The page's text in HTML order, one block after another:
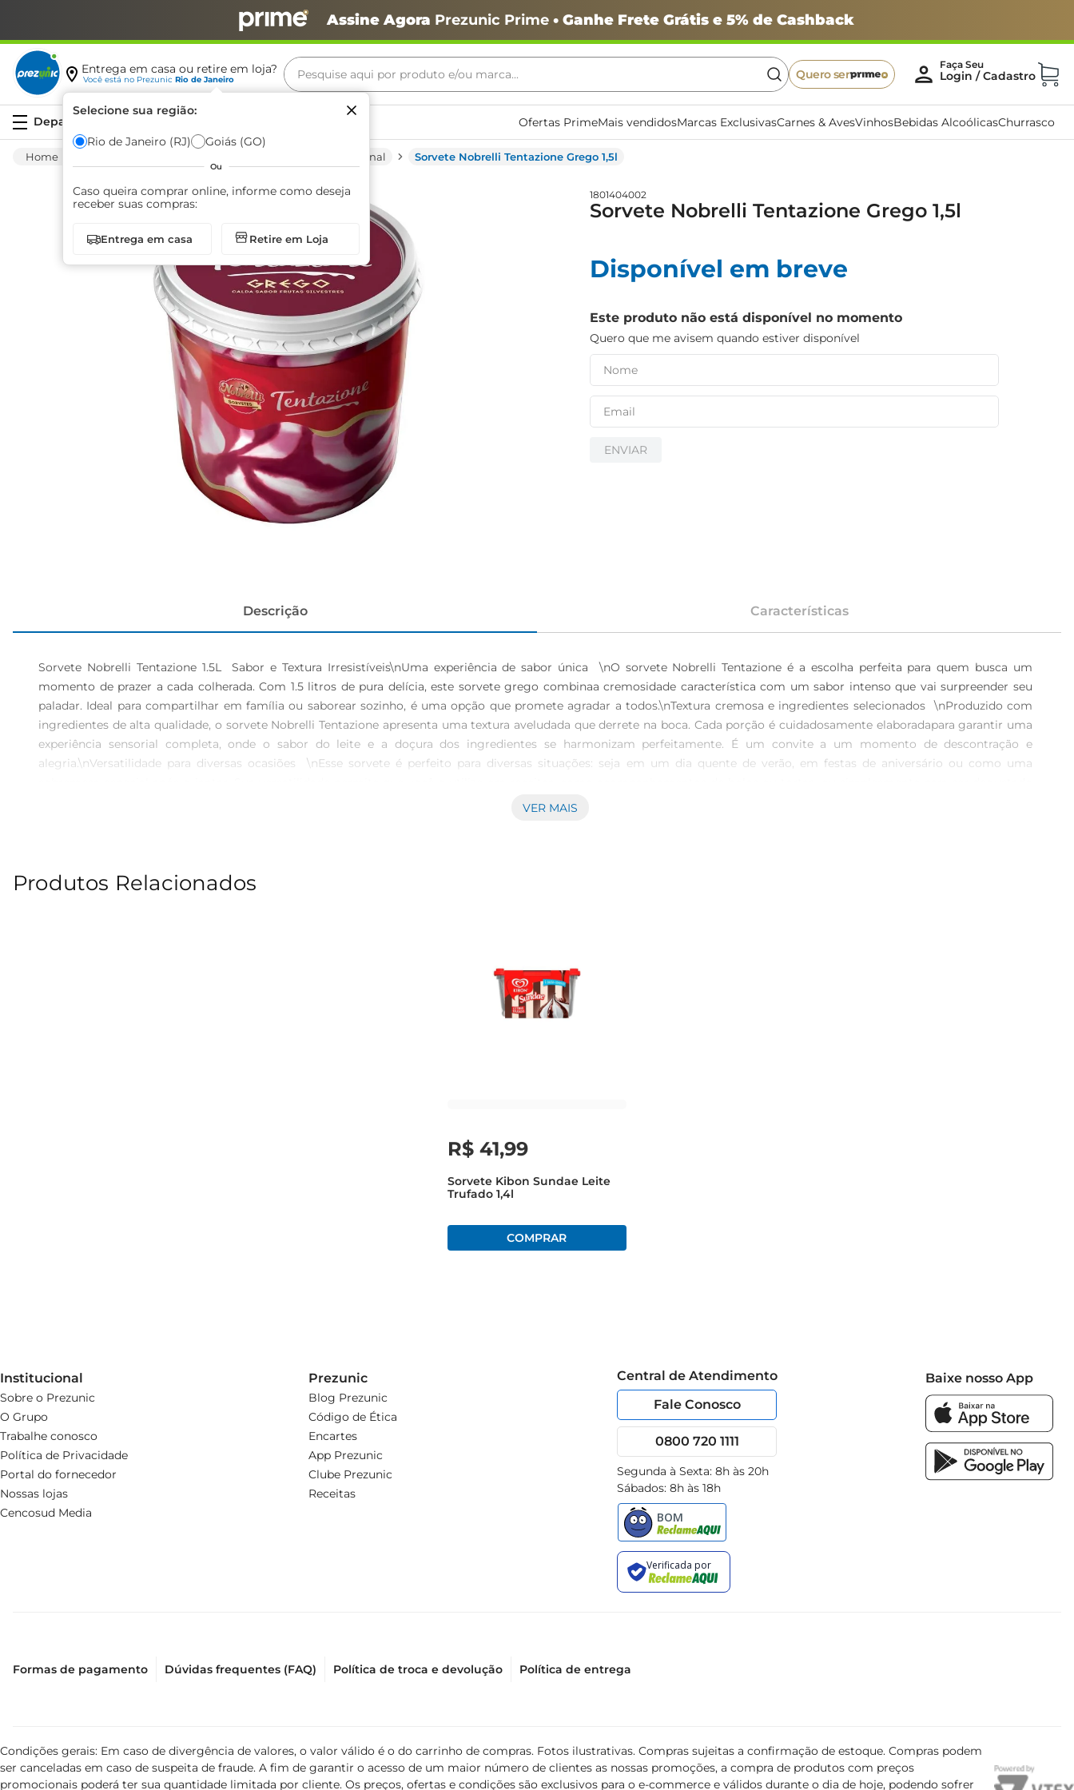
Assine Agora Prezunic Prime• Ganhe Frete Grátis e 5% de Cashback
Entrega em casa ou retire em loja?
Você está no Prezunic Rio de Janeiro
Selecione sua região:
Rio de Janeiro (RJ) Goiás (GO)
Ou
Caso queira comprar online, informe como deseja
receber suas compras:
Entrega em casa Retire em Loja
Pesquise aqui por produto e/ou marca...
Quero ser
Ofertas PrimeMais vendidosMarcas ExclusivasCarnes & AvesVinhosBebidas AlcoólicasChurrasco
Sorvete Convencional Sorvete Nobrelli Tentazione Grego 1,5l
1801404002
Sorvete Nobrelli Tentazione Grego 1,5l
Disponível em breve
Este produto não está disponível no momento
Quero que me avisem quando estiver disponível
ENVIAR
Descrição Características
Sorvete Nobrelli Tentazione 1.5L  Sabor e Textura Irresistíveis\nUma experiência de sabor única  \nO sorvete Nobrelli Tentazione é a escolha perfeita para quem busca um
momento de prazer a cada colherada. Com 1.5 litros de pura delícia, este sorvete grego combinaa cremosidade característica com um sabor intenso que vai surpreender seu
paladar. Ideal para compartilhar em família ou saborear sozinho, é uma opção que promete agradar a todos.\nTextura cremosa e ingredientes selecionados  \nProduzido com
ingredientes de alta qualidade, o sorvete Nobrelli Tentazione apresenta uma textura aveludada que derrete na boca. Cada porção é cuidadosamente elaboradapara garantir uma
experiência sensorial completa, onde o sabor do leite e a doçura dos ingredientes se harmonizam perfeitamente. É um convite a um momento de descontração e
alegria.\nVersatilidade para diversas ocasiões  \nEsse sorvete é perfeito para diversas situações: seja em um dia quente de verão, em festas de aniversário ou como uma
puro. A cada colherada, você se permite um momento de indulgência.\nInformações adicionais  \nO sorvete Nobrelli Tentazione é uma opção que combina sabor e qualidade,
VER MAIS
Produtos Relacionados
R$ 41,99
Sorvete Kibon Sundae Leite
Trufado 1,4l
Institucional
Sobre o Prezunic
O Grupo
Trabalhe conosco
Política de Privacidade
Portal do fornecedor
Nossas lojas
Cencosud Media
Prezunic
Blog Prezunic
Código de Ética
Encartes
App Prezunic
Clube Prezunic
Receitas
Central de Atendimento
Fale Conosco
0800 720 1111
Segunda à Sexta: 8h às 20h
Sábados: 8h às 18h
Baixe nosso App
Formas de pagamento Dúvidas frequentes (FAQ) Política de troca e devolução Política de entrega
Condições gerais: Em caso de divergência de valores, o valor válido é o do carrinho de compras. Fotos ilustrativas. Compras sujeitas a confirmação de estoque. Compras podem
ser canceladas em caso de suspeita de fraude. A fim de garantir o acesso de um maior número de clientes as nossas promoções, a compra de produtos com preços
promocionais poderá ter sua quantidade limitada por cliente. Os preços, ofertas e condições são exclusivos para o e-commerce e válidos durante o dia de hoje, podendo sofrer
Termos mais buscados
café
biscoito
azeite
iogurte
papel higiênico
cerveja